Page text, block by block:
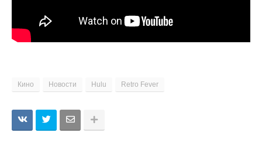
Кино Новости Hulu Retro Fever